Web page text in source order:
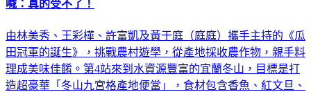
喊：真的受不了！
由林美秀、王彩樺、許富凱及黃于庭（庭庭）攜手主持的《瓜
田冠軍的誕生》，挑戰農村遊學，從產地採收農作物，親手料
理成美味佳餚。第4站來到水資源豐富的宜蘭冬山，目標是打
造超豪華「冬山九宮格產地便當」，食材包含香魚、紅文旦、